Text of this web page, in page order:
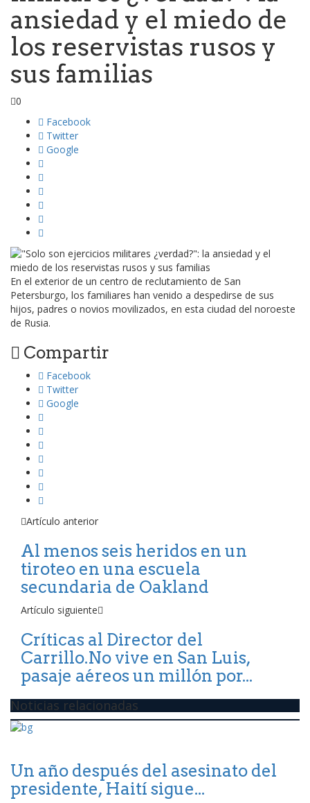
ansiedad y el miedo de
los reservistas rusos y
sus familias
0
Facebook
Twitter
Google
En el exterior de un centro de reclutamiento de San
Petersburgo, los familiares han venido a despedirse de sus
hijos, padres o novios movilizados, en esta ciudad del noroeste
de Rusia.
Compartir
Facebook
Twitter
Google
Artículo anterior
Al menos seis heridos en un
tiroteo en una escuela
secundaria de Oakland
Artículo siguiente
Críticas al Director del
Carrillo.No vive en San Luis,
pasaje aéreos un millón por...
Noticias relacionadas
Un año después del asesinato del
presidente, Haití sigue...